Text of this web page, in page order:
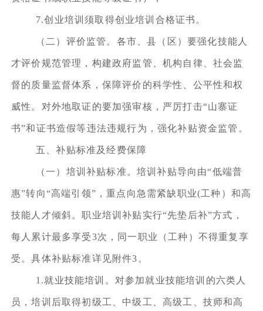
7.创业培训须取得创业培训合格证书。
（二）评价监管。各市、县（区）要强化技能人
才评价规范管理，构建政府监管、机构自律、社会监
督的质量监督体系，保障评价的科学性、公平性和权
威性。对外地取证的要加强审核，严厉打击“山寨证
书”和证书造假等违法违规行为，强化补贴资金监管。
五、补贴标准及经费保障
（一）培训补贴标准。培训补贴导向由“低端普
惠”转向“高端引领”，重点向急需紧缺职业(工种）和高
技能人才倾斜。职业培训补贴实行“先垫后补”方式，
每人累计最多享受3次，同一职业（工种）不得重复享
受。具体补贴标准详见附件3。
1.就业技能培训。对参加就业技能培训的六类人
员，培训后取得初级工、中级工、高级工、技师和高